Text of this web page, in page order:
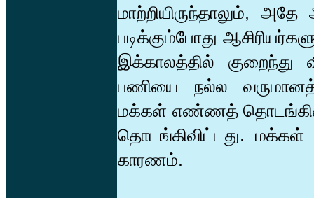
மாற்றியிருந்தாலும்,
படிக்கும்போது
இக்காலத்தில்
பணியை நல்ல
மக்கள் எண்ணத்
தொடங்கிவிட்டது. மக்கள்
காரணம்.